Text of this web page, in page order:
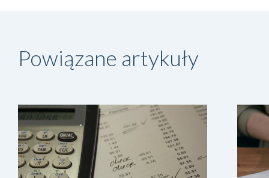
Powiązane artykuły